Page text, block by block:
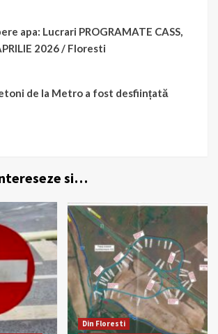
apa: Lucrari PROGRAMATE CASS,
2026 / Floresti
de la Metro a fost desființată
si…
Din Floresti